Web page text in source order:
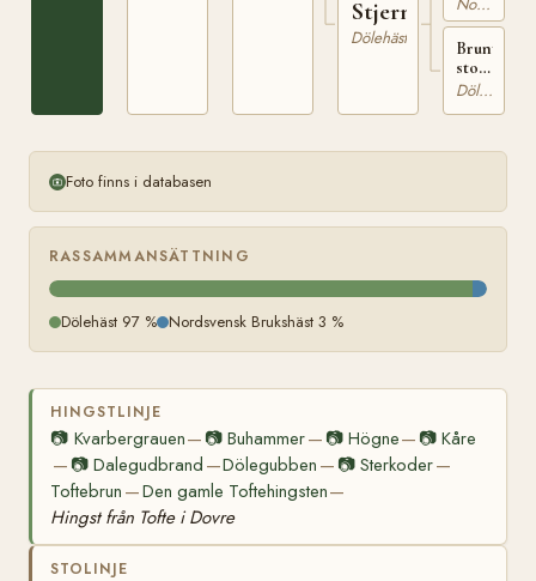
Stjerna
Dölehäst
Brunt
sto
föddDölehäst
Foto finns i databasen
RASSAMMANSÄTTNING
Dölehäst 97 % Nordsvensk Brukshäst 3 %
HINGSTLINJE
📷 Kvarbergrauen— 📷Buhammer— 📷 Högne— 📷 Kåre
— 📷Dalegudbrand —Dölegubben — 📷Sterkoder—
Toftebrun —Den gamle Toftehingsten—
Hingst från Tofte i Dovre
STOLINJE